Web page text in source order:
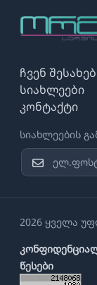
ჩვენ შესახებ
სიახლეები
კონტაქტი
სიახლეების
2026 ყველა
წესები